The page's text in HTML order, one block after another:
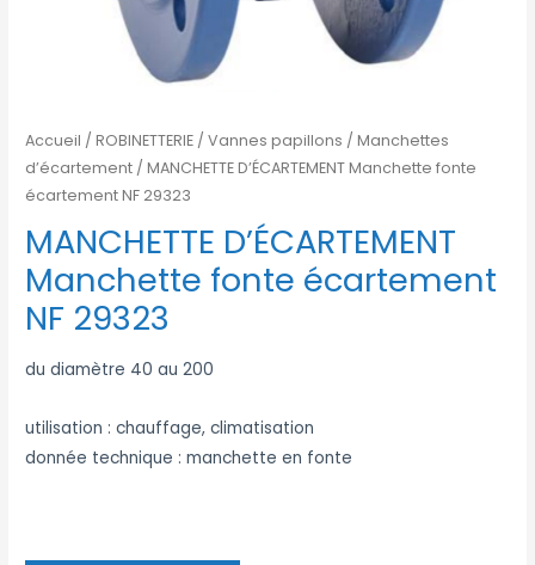
Accueil /ROBINETTERIE /Vannes papillons /Manchettes
d’écartement / MANCHETTE D’ÉCARTEMENT Manchette fonte
écartement NF 29323
MANCHETTE D’ÉCARTEMENT
Manchette fonte écartement
NF 29323
du diamètre 40 au 200
utilisation : chauffage, climatisation
donnée technique : manchette en fonte